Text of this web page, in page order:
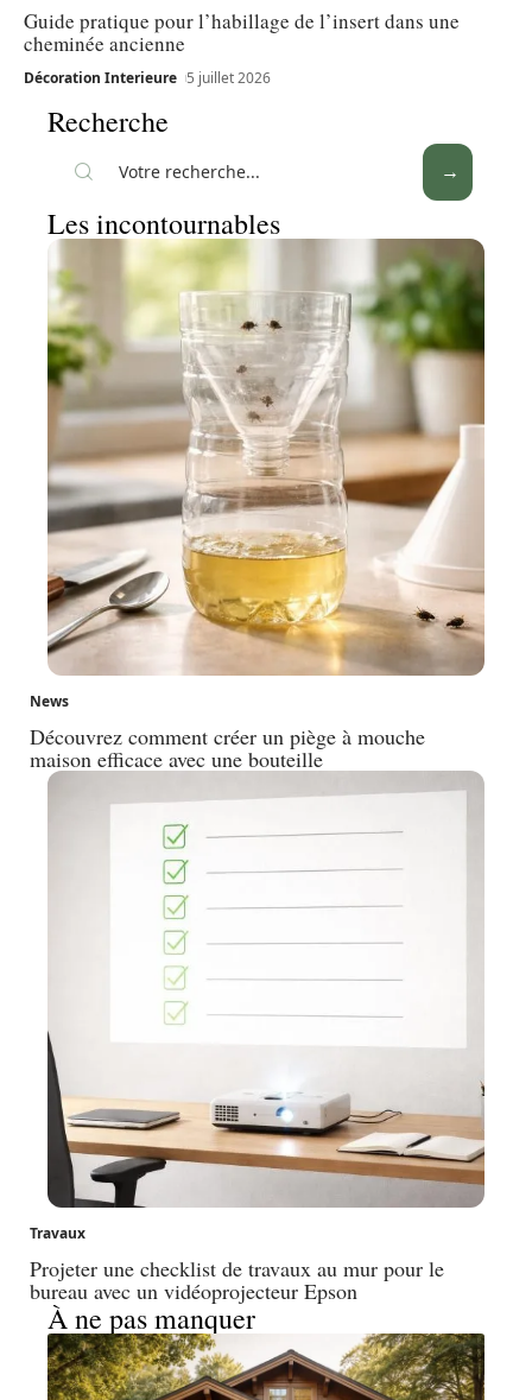
Guide pratique pour l’habillage de l’insert dans une
cheminée ancienne
Décoration Interieure 5 juillet 2026
Recherche
Les incontournables
News
Découvrez comment créer un piège à mouche
maison efficace avec une bouteille
Travaux
Projeter une checklist de travaux au mur pour le
bureau avec un vidéoprojecteur Epson
À ne pas manquer